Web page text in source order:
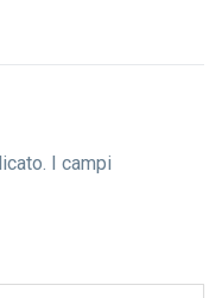
I campi